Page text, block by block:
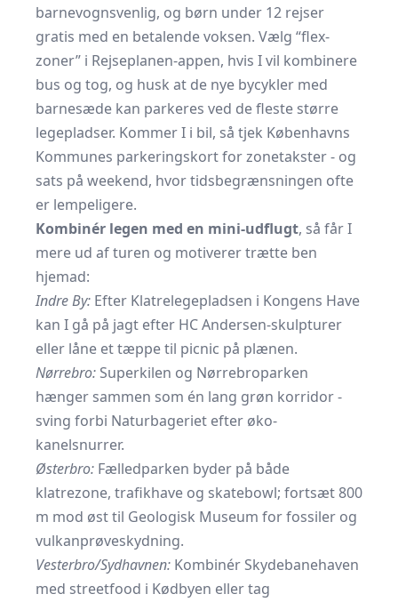
barnevognsvenlig, og børn under 12 rejser
gratis med en betalende voksen. Vælg “flex-
zoner” i Rejseplanen‐appen, hvis I vil kombinere
bus og tog, og husk at de nye bycykler med
barnesæde kan parkeres ved de fleste større
legepladser. Kommer I i bil, så tjek Københavns
Kommunes parkeringskortfor zonetakster - og
sats på weekend, hvor tidsbegrænsningen ofte
er lempeligere.
Kombinér legen med en mini-udflugt, så får I
mere ud af turen og motiverer trætte ben
hjemad:
Indre By: Efter Klatrelegepladsen i Kongens Have
kan I gå på jagt efter HC Andersen‐skulpturer
eller låne et tæppe til picnic på plænen.
Nørrebro: Superkilen og Nørrebroparken
hænger sammen som én lang grøn korridor -
sving forbi Naturbageriet efter øko‐
kanelsnurrer.
Østerbro: Fælledparken byder på både
klatrezone, trafikhave og skatebowl; fortsæt 800
m mod øst til Geologisk Museum for fossiler og
vulkan­prøveskydning.
Vesterbro/Sydhavnen: Kombinér Skydebanehaven
med streetfood i Kødbyen eller tag